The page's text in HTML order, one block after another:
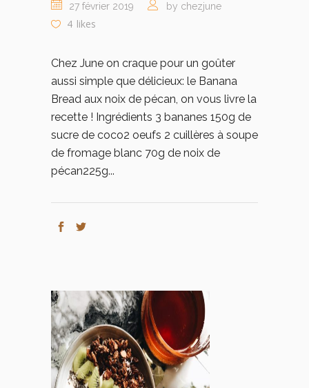
27 février 2019 by chezjune
4 likes
Chez June on craque pour un goûter
aussi simple que délicieux: le Banana
Bread aux noix de pécan, on vous livre la
recette ! Ingrédients 3 bananes 150g de
sucre de coco2 oeufs 2 cuillères à soupe
de fromage blanc 70g de noix de
pécan225g...